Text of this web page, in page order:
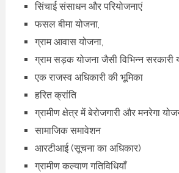
सिंचाई संसाधन और परियोजनाएं
फसल बीमा योजना,
ग्राम आवास योजना,
ग्राम सड़क योजना जैसी विभिन्न सरकारी
एक राजस्व अधिकारी की भूमिका
हरित क्रांति
ग्रामीण क्षेत्र में बेरोजगारी और मनरेगा
सामाजिक समावेशन
आरटीआई (सूचना का अधिकार)
ग्रामीण कल्याण गतिविधियाँ